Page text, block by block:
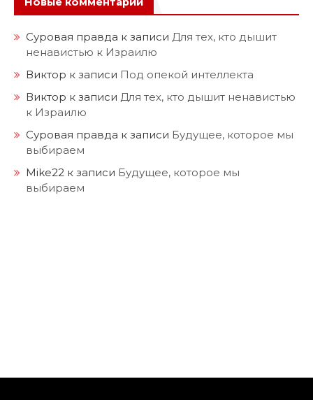
Викторк записиПод опекой интеллекта
Виктор
Для тех, кто дышит ненавистью
к Израилю
Суровая правда
к записи
Будущее, которое мы
выбираем
Mike22
выбираем